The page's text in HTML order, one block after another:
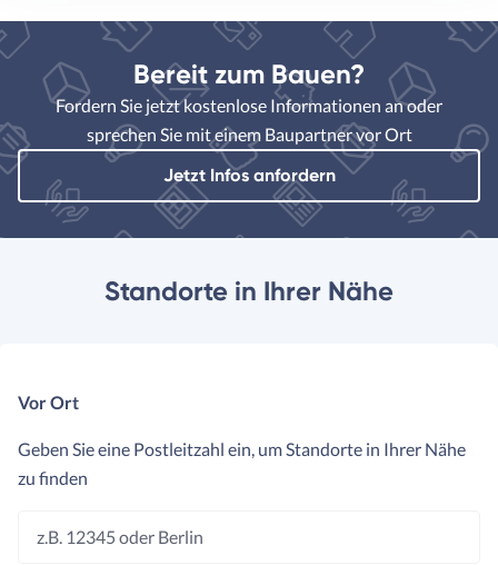
Bereit zum Bauen?
Fordern Sie jetzt kostenlose Informationen an oder
sprechen Sie mit einem Baupartner vor Ort
Jetzt Infos anfordern
Standorte in Ihrer Nähe
Vor Ort
Geben Sie eine Postleitzahl ein, um Standorte in Ihrer Nähe
zu finden
z.B. 12345 oder Berlin